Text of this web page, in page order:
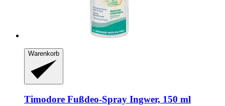
Warenkorb
Timodore Fußdeo-​Spray Ingwer, 150 ml